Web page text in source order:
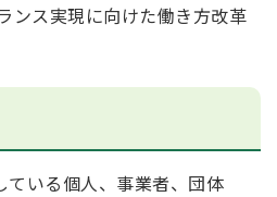
ンス実現に向けた働き方改革
ている個人、事業者、団体